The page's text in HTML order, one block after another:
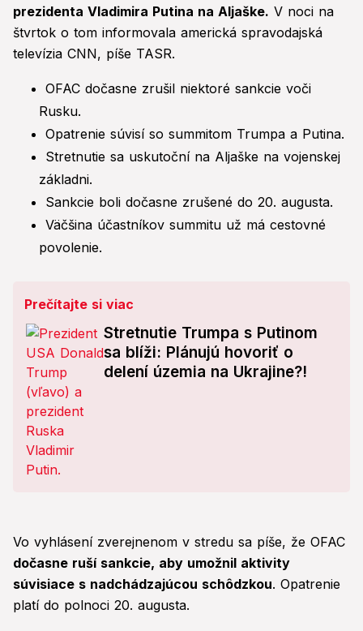
prezidenta Vladimira Putina na Aljaške. V noci na
štvrtok o tom informovala americká spravodajská
televízia CNN, píše TASR.
OFAC dočasne zrušil niektoré sankcie voči
Rusku.
Opatrenie súvisí so summitom Trumpa a Putina.
Stretnutie sa uskutoční na Aljaške na vojenskej
základni.
Sankcie boli dočasne zrušené do 20. augusta.
Väčšina účastníkov summitu už má cestovné
povolenie.
Prečítajte si viac
Stretnutie Trumpa s Putinom
sa blíži: Plánujú hovoriť o
delení územia na Ukrajine?!
Vo vyhlásení zverejnenom v stredu sa píše, že OFAC
dočasne ruší sankcie, aby umožnil aktivity
súvisiace s nadchádzajúcou schôdzkou. Opatrenie
platí do polnoci 20. augusta.